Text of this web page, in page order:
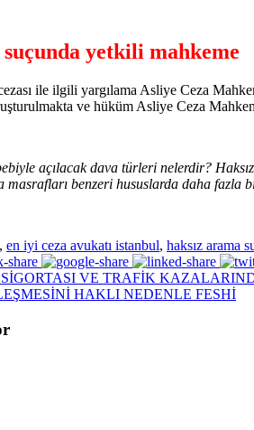
suçunda yetkili mahkeme
ile ilgili yargılama Asliye Ceza
ve hüküm Asliye Ceza
açılacak dava türleri nelerdir?
masrafları benzeri hususlarda daha fazla
, en iyi ceza avukatı istanbul, haksız arama
VE TRAFİK
HAKLI NEDENLE FESHİ